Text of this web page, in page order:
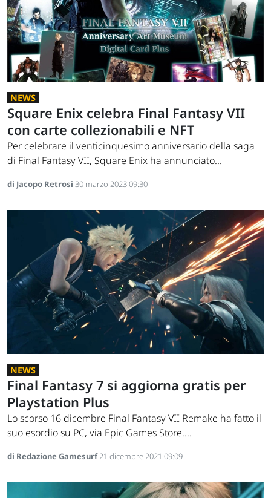
NEWS
Square Enix celebra Final Fantasy VII
con carte collezionabili e NFT
Per celebrare il venticinquesimo anniversario della saga
di Final Fantasy VII, Square Enix ha annunciato...
di Jacopo Retrosi 30 marzo 2023 09:30
NEWS
Final Fantasy 7 si aggiorna gratis per
Playstation Plus
Lo scorso 16 dicembre Final Fantasy VII Remake ha fatto il
suo esordio su PC, via Epic Games Store....
di Redazione Gamesurf21 dicembre 2021 09:09